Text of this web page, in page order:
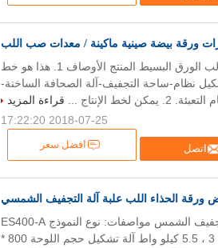
ورقة بيضة صينية ماكينة / معدات صب اللب
اتصل افضل سعر
آلة صينية البيض شبه الآلية الصغيرة معدات صب لب الورق البسيط المنتج الأوصاف 1. هذا هو خط
نظام-ساحة التجفيف-آلة الصحافة الساخنة-
2. يمكن لخط الإنتاج ...
قراءة المزيد
2018-07-25 17:22:20
ورقة الحذاء اللب علبة آلة التجفيف الشمسي
نفايات ورقية صغيرة بيضة لباب الحذاء صينية آلة تجفيف الشمس مواصفات: نوع النموذج ES400-A
سعة 400 قطعة / ساعة Hydrapulper 0.5 م 3 ، 5.5 كيلو واط آلة تشكيل حجم اللوحة 800 *